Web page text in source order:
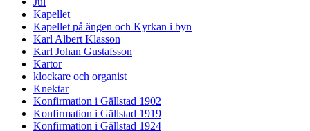
Kapellet
Kapellet på ängen och Kyrkan i byn
Karl Albert Klasson
Karl Johan Gustafsson
Kartor
klockare och organist
Knektar
Konfirmation i Gällstad 1902
Konfirmation i Gällstad 1919
Konfirmation i Gällstad 1924